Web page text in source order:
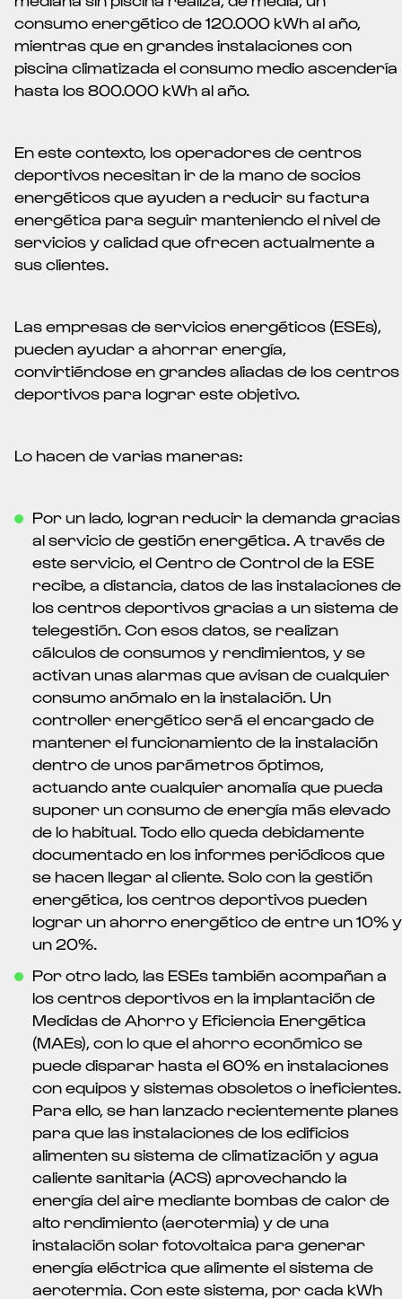
consumo energético de 120.000 kWh al año,
mientras que en grandes instalaciones con
piscina climatizada el consumo medio ascendería
hasta los 800.000 kWh al año.
En este contexto, los operadores de centros
deportivos necesitan ir de la mano de socios
energéticos que ayuden a reducir su factura
energética para seguir manteniendo el nivel de
servicios y calidad que ofrecen actualmente a
sus clientes.
Las empresas de servicios energéticos (ESEs),
pueden ayudar a ahorrar energía,
convirtiéndose en grandes aliadas de los centros
deportivos para lograr este objetivo.
Lo hacen de varias maneras:
Por un lado, logran reducir la demanda gracias
al servicio de gestión energética. A través de
este servicio, el Centro de Control de la ESE
recibe, a distancia, datos de las instalaciones de
los centros deportivos gracias a un sistema de
telegestión. Con esos datos, se realizan
cálculos de consumos y rendimientos, y se
activan unas alarmas que avisan de cualquier
consumo anómalo en la instalación. Un
controller energético será el encargado de
mantener el funcionamiento de la instalación
dentro de unos parámetros óptimos,
actuando ante cualquier anomalía que pueda
suponer un consumo de energía más elevado
de lo habitual. Todo ello queda debidamente
documentado en los informes periódicos que
se hacen llegar al cliente. Solo con la gestión
energética, los centros deportivos pueden
lograr un ahorro energético de entre un 10% y
un 20%.
Por otro lado, las ESEs también acompañan a
los centros deportivos en la implantación de
Medidas de Ahorro y Eficiencia Energética
(MAEs), con lo que el ahorro económico se
puede disparar hasta el 60% en instalaciones
con equipos y sistemas obsoletos o ineficientes.
Para ello, se han lanzado recientemente planes
para que las instalaciones de los edificios
alimenten su sistema de climatización y agua
caliente sanitaria (ACS) aprovechando la
energía del aire mediante bombas de calor de
alto rendimiento (aerotermia) y de una
instalación solar fotovoltaica para generar
energía eléctrica que alimente el sistema de
aerotermia. Con este sistema, por cada kWh